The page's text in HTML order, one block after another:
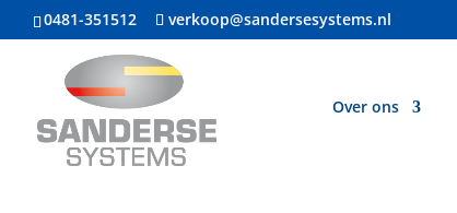
0481-351512 verkoop@sandersesystems.nl
Over ons